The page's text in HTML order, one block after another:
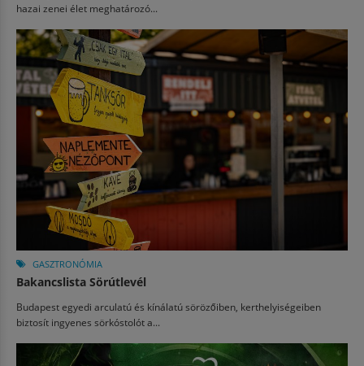
hazai zenei élet meghatározó...
GASZTRONÓMIA
Bakancslista Sörútlevél
Budapest egyedi arculatú és kínálatú sörözőiben, kerthelyiségeiben
biztosít ingyenes sörkóstolót a...